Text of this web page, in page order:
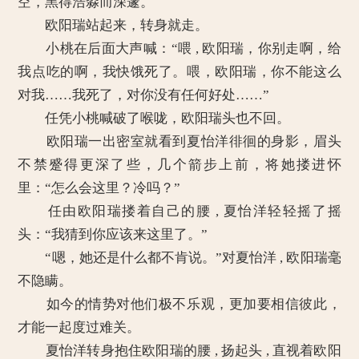
欧阳瑞站起来，转身就走。
小桃在后面大声喊：“喂 , 欧阳瑞，你别走啊，给
我点吃的啊，我快饿死了。喂，欧阳瑞，你不能这么
对我……我死了，对你没有任何好处……”
任凭小桃喊破了喉咙，欧阳瑞头也不回。
欧阳瑞一出密室就看到夏怡洋徘徊的身影，眉头
不禁蹙得更深了些，几个箭步上前，将她搂进怀
里：“怎么会这里？冷吗？”
任由欧阳瑞搂着自己的腰 , 夏怡洋轻轻摇了摇
头：“我猜到你应该来这里了。”
“嗯，她还是什么都不肯说。”对夏怡洋 , 欧阳瑞毫
不隐瞒。
如今的情势对他们极不乐观，更加要相信彼此，
才能一起度过难关。
夏怡洋转身抱住欧阳瑞的腰 , 扬起头 , 直视着欧阳